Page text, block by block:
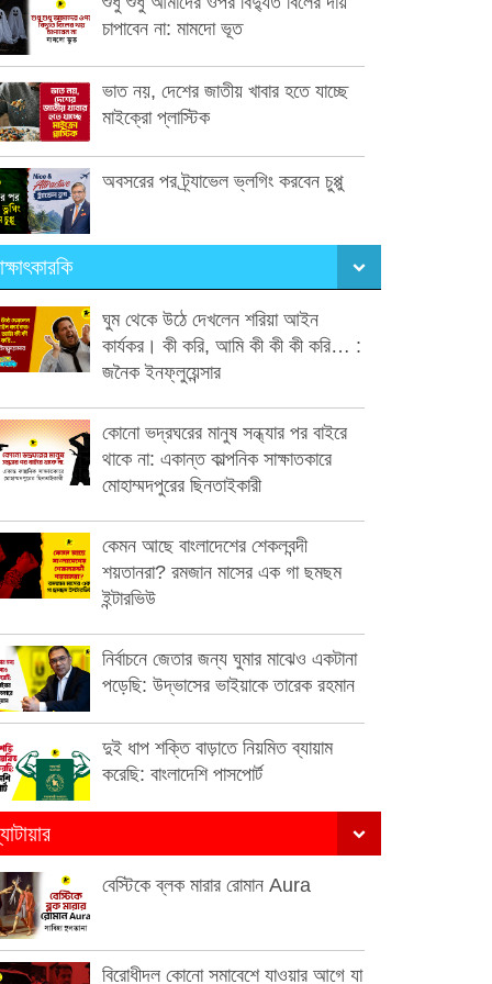
চাপাবেন না: মামদো ভূত
ভাত নয়, দেশের জাতীয় খাবার হতে যাচ্ছে
মাইক্রো প্লাস্টিক
অবসরের পর ট্র্যাভেল ভ্লগিং করবেন চুপ্পু
ঘুম থেকে উঠে দেখলেন শরিয়া আইন
কার্যকর। কী করি, আমি কী কী কী করি… :
জনৈক ইনফ্লুয়েন্সার
কোনো ভদ্রঘরের মানুষ সন্ধ্যার পর বাইরে
থাকে না: একান্ত কাল্পনিক সাক্ষাতকারে
মোহাম্মদপুরের ছিনতাইকারী
কেমন আছে বাংলাদেশের শেকলবন্দী
শয়তানরা? রমজান মাসের এক গা ছমছম
ইন্টারভিউ
নির্বাচনে জেতার জন্য ঘুমার মাঝেও একটানা
পড়েছি: উদ্ভাসের ভাইয়াকে তারেক রহমান
দুই ধাপ শক্তি বাড়াতে নিয়মিত ব্যায়াম
করেছি: বাংলাদেশি পাসপোর্ট
বেস্টিকে ব্লক মারার রোমান Aura
বিরোধীদল কোনো সমাবেশে যাওয়ার আগে যা